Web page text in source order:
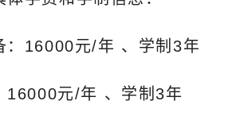
：16000元/年‌ 、学制3年
16000元/年‌ 、学制3年